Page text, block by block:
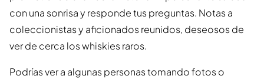
con una sonrisa y responde tus preguntas. Notas a
coleccionistas y aficionados reunidos, deseosos de
ver de cerca los whiskies raros.
Podrías ver a algunas personas tomando fotos o